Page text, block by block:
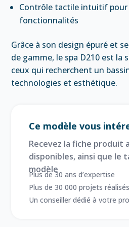
Contrôle tactile intuitif pour
fonctionnalités
Grâce à son design épuré et
de gamme, le spa D210 est la
ceux qui recherchent un
technologies et esthétique.
Ce modèle vous
Recevez la fiche produit
disponibles, ainsi que le
modèle
Plus de 30 ans d’expertise
Plus de 30 000 projets
Un conseiller dédié à votre